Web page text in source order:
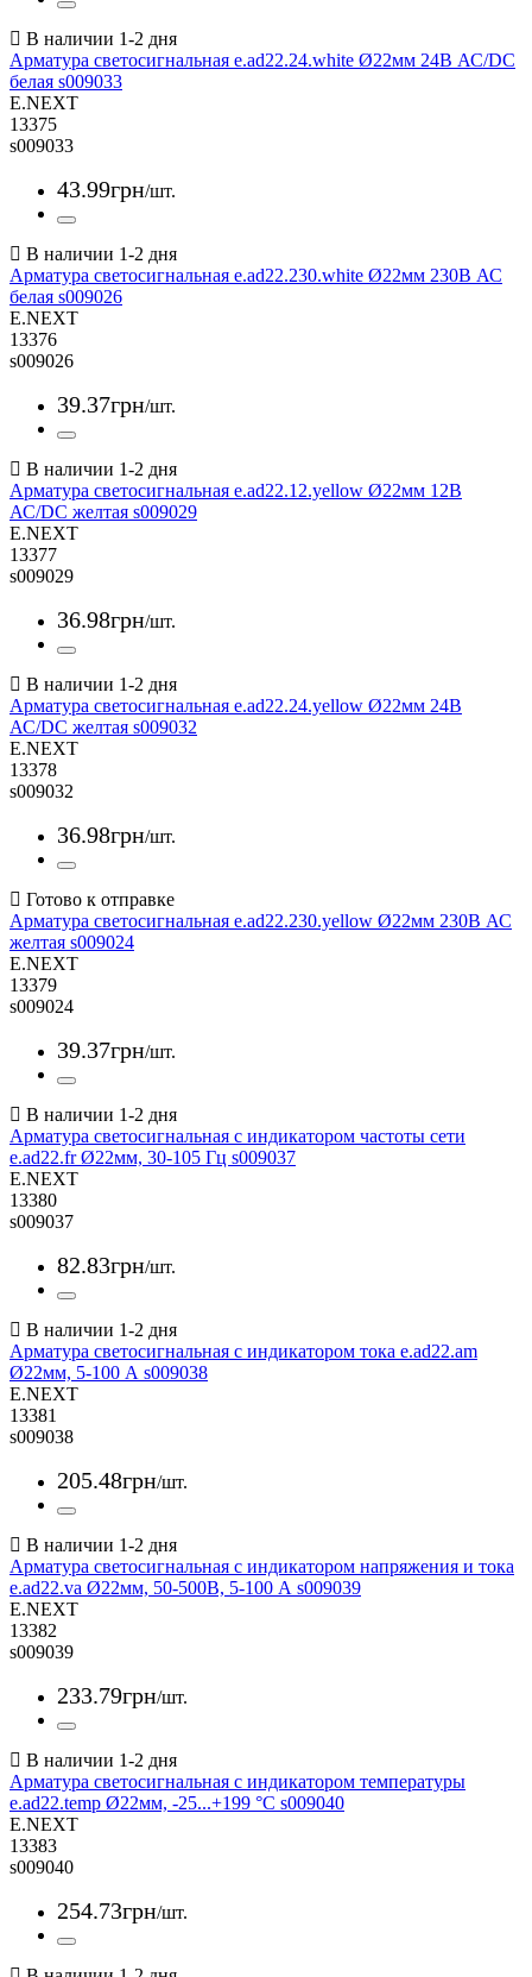
Арматура светосигнальная e.ad22.24.white Ø22мм 24В АС/DC
белая s009033
E.NEXT
13375
s009033
43.99грн/шт.
Арматура светосигнальная e.ad22.230.white Ø22мм 230В АС
белая s009026
E.NEXT
13376
s009026
39.37грн/шт.
Арматура светосигнальная e.ad22.12.yellow Ø22мм 12В
АС/DC желтая s009029
E.NEXT
13377
s009029
36.98грн/шт.
Арматура светосигнальная e.ad22.24.yellow Ø22мм 24В
АС/DC желтая s009032
E.NEXT
13378
s009032
36.98грн/шт.
Арматура светосигнальная e.ad22.230.yellow Ø22мм 230В АС
желтая s009024
E.NEXT
13379
s009024
39.37грн/шт.
Арматура светосигнальная с индикатором частоты сети
e.ad22.fr Ø22мм, 30-105 Гц s009037
E.NEXT
13380
s009037
82.83грн/шт.
Арматура светосигнальная с индикатором тока e.ad22.am
Ø22мм, 5-100 А s009038
E.NEXT
13381
s009038
205.48грн/шт.
Арматура светосигнальная с индикатором напряжения и тока
e.ad22.va Ø22мм, 50-500В, 5-100 А s009039
E.NEXT
13382
s009039
233.79грн/шт.
Арматура светосигнальная с индикатором температуры
e.ad22.temp Ø22мм, -25...+199 °C s009040
E.NEXT
13383
s009040
254.73грн/шт.